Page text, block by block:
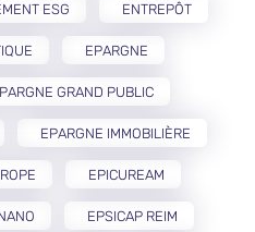
ESG ENTREPÔT
EPARGNE
GRAND PUBLIC
EPARGNE IMMOBILIÈRE
EPICUREAM
EPSICAP REIM